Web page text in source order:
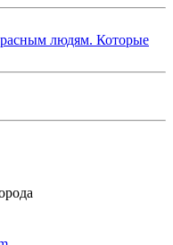
людям. Которые